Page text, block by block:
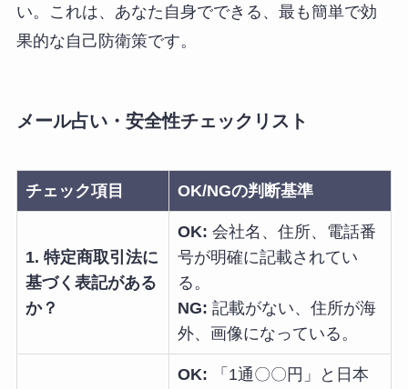
い。これは、あなた自身でできる、最も簡単で効
果的な自己防衛策です。
メール占い・安全性チェックリスト
チェック項目 OK/NGの判断基準
1. 特定商取引法に
基づく表記がある
か？
OK: 会社名、住所、電話番
号が明確に記載されてい
る。
NG: 記載がない、住所が海
外、画像になっている。
OK: 「1通〇〇円」と日本